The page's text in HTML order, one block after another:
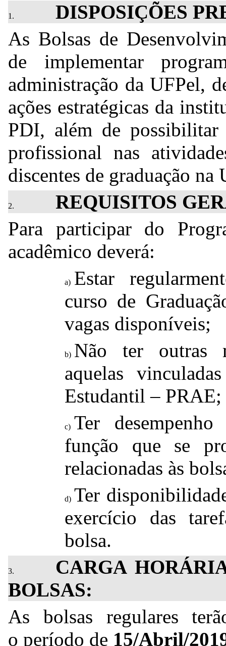
DISPOSIÇÕES
As Bolsas de
de implementar
administração da UFPel,
ações estratégicas da
PDI, além de
profissional nas
discentes de graduação na
REQUISITOS
Para participar do
acadêmico deverá:
Estar
curso de
vagas disponíveis;
Não ter outras
aquelas
Estudantil – PRAE;
Ter
função que se
relacionadas às
Ter
exercício das
bolsa.
CARGA
BOLSAS:
As bolsas regulares
o período de 15/Abril/